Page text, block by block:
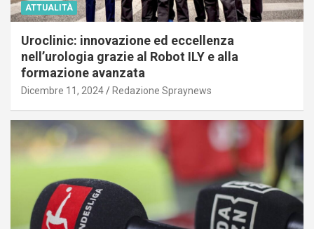
ATTUALITÀ
Uroclinic: innovazione ed eccellenza
nell’urologia grazie al Robot ILY e alla
formazione avanzata
Dicembre 11, 2024 Redazione Spraynews